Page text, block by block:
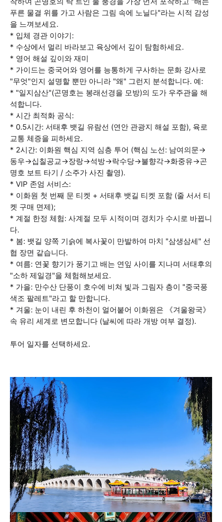
푸른 물결 위를 가고 사람은 그림 속에 노닐다"라는 시적 감성
을 느껴보세요.
* 입체 경관 이야기:
* 수상에서 멀리 바라보고 육상에서 깊이 탐험하세요.
* 영어 해설 깊이와 재미
* 가이드는 중국어와 영어를 능통하게 구사하는 문화 강사로
"무엇"인지 설명할 뿐만 아니라 "왜" 그런지 분석합니다. 예:
* "일지삼산"(곤명호는 봉래선경을 모방)의 도가 우주관을 해
석합니다.
* 시간 최적화 공식:
* 0.5시간: 서태후 뱃길 유람선 (연안 관광지 해설 포함), 육로
교통 체증을 피하세요.
* 2시간: 이화원 핵심 지역 심층 투어 (핵심 노선: 남여의문→
동우→십칠공교→장랑→석방→락수당→불향각→화중유→곤
명호 보트 타기 / 소주가 사진 촬영).
* VIP 존엄 서비스:
* 이화원 첫 번째 문 티켓 + 서태후 뱃길 티켓 포함 (줄 서서 티
켓 구매 면제);
* 계절 한정 체험: 사계절 모두 시적이며 경치가 수시로 바뀝니
다.
* 봄: 뱃길 양쪽 기슭에 복사꽃이 만발하여 마치 "삼생삼세" 선
협 장면 같습니다.
* 여름: 연꽃 향기가 풍기고 배는 연잎 사이를 지나며 서태후의
"소하 제일경"을 체험해보세요.
* 가을: 만수산 단풍이 호수에 비쳐 빛과 그림자 층이 "중국풍
색조 팔레트"라고 할 만합니다.
* 겨울: 눈이 내린 후 하천이 얼어붙어 이화원은 《겨울왕국》
속 유리 세계로 변모합니다 (날씨에 따라 개방 여부 결정).
투어 일자를 선택하세요.